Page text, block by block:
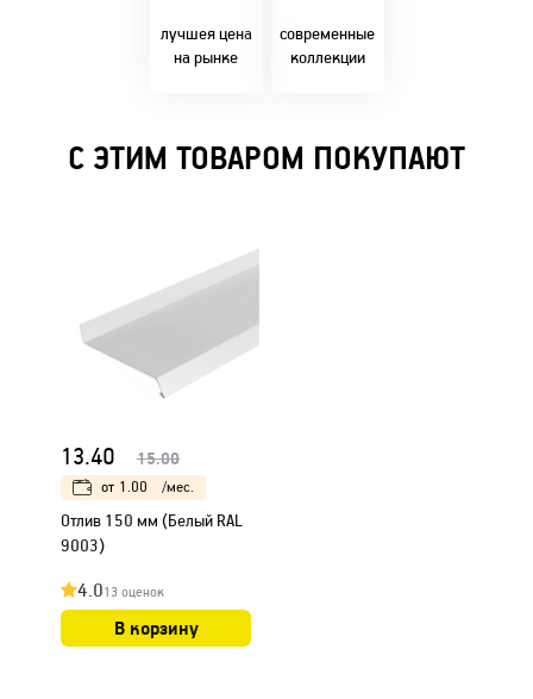
лучшея цена
на рынке
современные
коллекции
решениями!
С ЭТИМ ТОВАРОМ ПОКУПАЮТ
13.40 15.00
от 1.00 /мес.
Отлив 150 мм (Белый RAL
9003)
4.013 оценок
В корзину